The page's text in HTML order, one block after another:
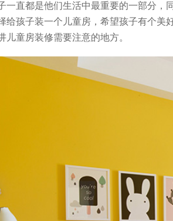
一直都是他们生活中最重要的一部分
给孩子装一个儿童房，希望孩子有个
儿童房装修需要注意的地方。